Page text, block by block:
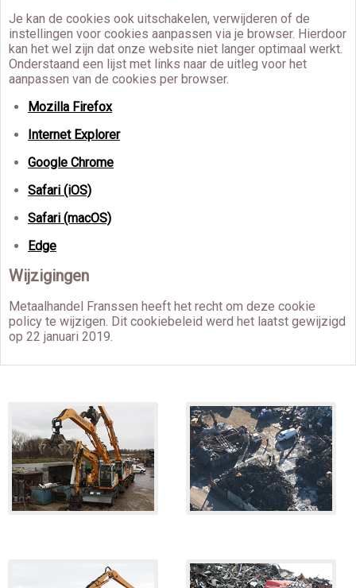
Je kan de cookies ook uitschakelen, verwijderen of de
instellingen voor cookies aanpassen via je browser. Hierdoor
kan het wel zijn dat onze website niet langer optimaal werkt.
Onderstaand een lijst met links naar de uitleg voor het
aanpassen van de cookies per browser.
Mozilla Firefox
Internet Explorer
Google Chrome
Safari (iOS)
Safari (macOS)
Edge
Wijzigingen
Metaalhandel Franssen heeft het recht om deze cookie
policy te wijzigen. Dit cookiebeleid werd het laatst gewijzigd
op 22 januari 2019.